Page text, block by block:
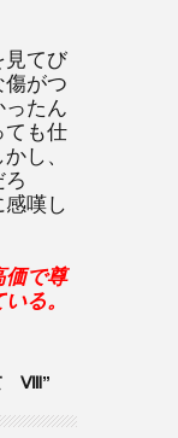
見てび
傷がつ
ったん
ても仕
し、
ろ
嘆し
価で尊
る。
て Ⅷ”